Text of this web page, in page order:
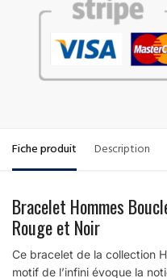
Fiche produit Description
Bracelet Hommes
Rouge et Noir
Ce bracelet de la collection
motif de l’infini évoque la